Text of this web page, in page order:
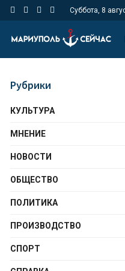
Суббота, 8
Рубрики
КУЛЬТУРА
МНЕНИЕ
НОВОСТИ
ОБЩЕСТВО
ПОЛИТИКА
ПРОИЗВОДСТВО
СПОРТ